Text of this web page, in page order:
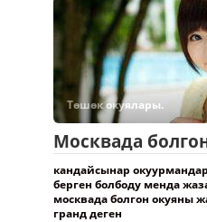
Төшөк окуялары.
Москвада
кандайсынар
берген болбоду менда
москвада болгон окуяны
гранд деген